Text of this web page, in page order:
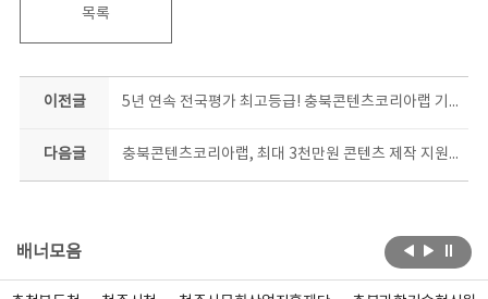
목록
이전글 5년 연속 전국평가 최고등급! 충북콘텐츠코리아랩 기분 좋은 2024년 신호탄
다음글 충북콘텐츠코리아랩, 최대 3천만원 콘텐츠 제작 지원사업 공모
배너모음